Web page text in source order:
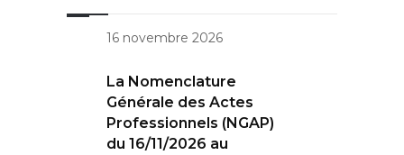
16 novembre 2026
La Nomenclature
Générale des Actes
Professionnels (NGAP)
du 16/11/2026 au